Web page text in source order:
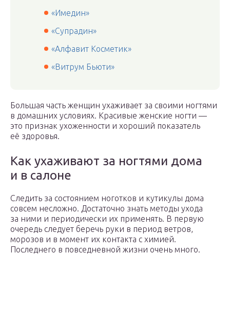
«Имедин»
«Супрадин»
«Алфавит Косметик»
«Витрум Бьюти»
Большая часть женщин ухаживает за своими ногтями
в домашних условиях. Красивые женские ногти —
это признак ухоженности и хороший показатель
её здоровья.
Как ухаживают за ногтями дома
и в салоне
Следить за состоянием ноготков и кутикулы дома
совсем несложно. Достаточно знать методы ухода
за ними и периодически их применять. В первую
очередь следует беречь руки в период ветров,
морозов и в момент их контакта с химией.
Последнего в повседневной жизни очень много.